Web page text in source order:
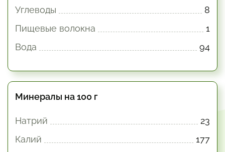
Углеводы
8
Пищевые волокна
1
Вода
94
Минералы на 100 г
Натрий
23
Калий
177